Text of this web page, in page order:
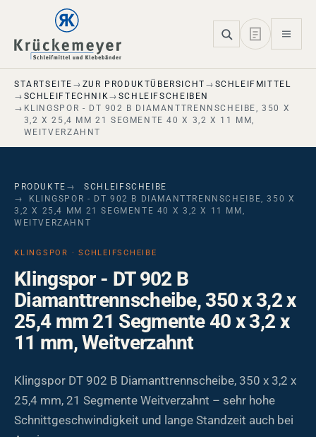
Skip to main navigation
Skip to main content
Skip to page footer
STARTSEITE ZUR PRODUKTÜBERSICHT
SCHLEIFMITTEL
SCHLEIFTECHNIK
SCHLEIFSCHEIBEN
KLINGSPOR - DT 902 B DIAMANTTRENNSCHEIBE, 350 X
3,2 X 25,4 MM 21 SEGMENTE 40 X 3,2 X 11 MM,
WEITVERZAHNT
PRODUKTE
SCHLEIFSCHEIBE
KLINGSPOR - DT 902 B DIAMANTTRENNSCHEIBE, 350 X
3,2 X 25,4 MM 21 SEGMENTE 40 X 3,2 X 11 MM,
WEITVERZAHNT
KLINGSPOR · SCHLEIFSCHEIBE
Klingspor - DT 902 B
Diamanttrennscheibe, 350 x 3,2 x
25,4 mm 21 Segmente 40 x 3,2 x
11 mm, Weitverzahnt
Klingspor DT 902 B Diamanttrennscheibe, 350 x 3,2 x
25,4 mm, 21 Segmente Weitverzahnt – sehr hohe
Schnittgeschwindigkeit und lange Standzeit auch bei